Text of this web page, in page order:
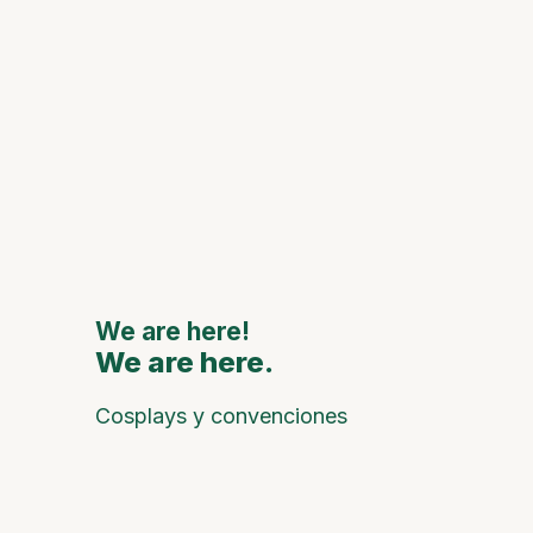
We are here!
We are here.
Cosplays y convenciones